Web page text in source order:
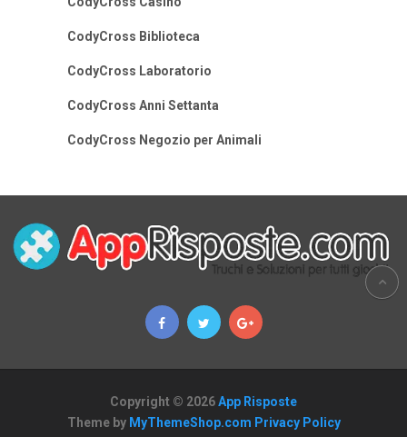
CodyCross Biblioteca
CodyCross Laboratorio
CodyCross Anni Settanta
CodyCross Negozio per Animali
Copyright © 2026App Risposte
Theme by MyThemeShop.com Privacy Policy